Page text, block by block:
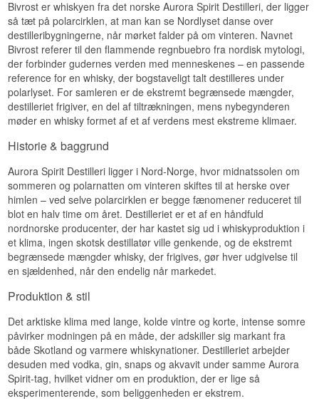
Specifikationer
Navn: Bivrost Norsk Cask Akvavit
Destilleri:Aurora Spirit Distillery
Region/Land: Lyngen, Norge
Type: Akvavit
ABV: 40 %
Størrelse: 50 CL
Smagsprofil
Duften er ren og friskt enebær-domineret med
citrus og et strejf fyrrenåle.
Smag
Smagen er tør og botanisk med enebær, citrus og
krydderurter.
Eftersmag
Specifikationer
Navn: Bivrost Norsk Arctic Gin
Destilleri:Aurora Spirit Distillery
Region/Land: Lyngen, Norge
Type: Gin
ABV: 44 %
Størrelse: 50 CL
Smagsprofil
Se hele vores udvalg afBivrost
Bivrost er whiskyen fra det norske Aurora Spirit Destilleri, der ligger
så tæt på polarcirklen, at man kan se Nordlyset danse over
destilleribygningerne, når mørket falder på om vinteren. Navnet
Bivrost referer til den flammende regnbuebro fra nordisk mytologi,
der forbinder gudernes verden med menneskenes – en passende
reference for en whisky, der bogstaveligt talt destilleres under
polarlyset. For samleren er de ekstremt begrænsede mængder,
destilleriet frigiver, en del af tiltrækningen, mens nybegynderen
møder en whisky formet af et af verdens mest ekstreme klimaer.
Historie & baggrund
Aurora Spirit Destilleri ligger i Nord-Norge, hvor midnatssolen om
sommeren og polarnatten om vinteren skiftes til at herske over
himlen – ved selve polarcirklen er begge fænomener reduceret til
blot en halv time om året. Destilleriet er et af en håndfuld
nordnorske producenter, der har kastet sig ud i whiskyproduktion i
et klima, ingen skotsk destillatør ville genkende, og de ekstremt
begrænsede mængder whisky, der frigives, gør hver udgivelse til
en sjældenhed, når den endelig når markedet.
Produktion & stil
Det arktiske klima med lange, kolde vintre og korte, intense somre
påvirker modningen på en måde, der adskiller sig markant fra
både Skotland og varmere whiskynationer. Destilleriet arbejder
desuden med vodka, gin, snaps og akvavit under samme Aurora
Spirit-tag, hvilket vidner om en produktion, der er lige så
eksperimenterende, som beliggenheden er ekstrem.